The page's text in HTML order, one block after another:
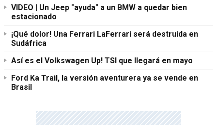
VIDEO | Un Jeep "ayuda" a un BMW a quedar bien
estacionado
¡Qué dolor! Una Ferrari LaFerrari será destruida en
Sudáfrica
Así es el Volkswagen Up! TSI que llegará en mayo
Ford Ka Trail, la versión aventurera ya se vende en
Brasil